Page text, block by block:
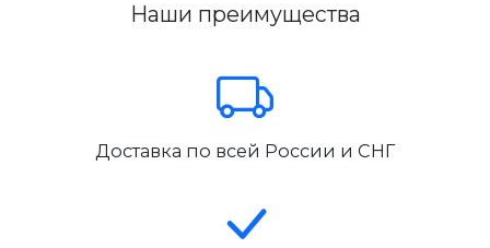
Наши преимущества
Доставка по всей России и СНГ